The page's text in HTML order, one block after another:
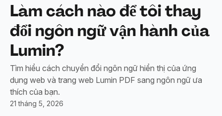
Làm cách nào để tôi thay
đổi ngôn ngữ vận hành của
Lumin?
Tìm hiểu cách chuyển đổi ngôn ngữ hiển thị của ứng
dụng web và trang web Lumin PDF sang ngôn ngữ ưa
thích của bạn.
21 tháng 5, 2026